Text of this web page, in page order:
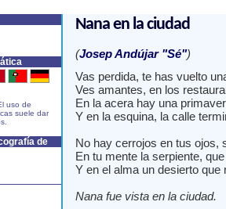
uso de
suele dar
de
Nana en la ciudad
(Josep Andújar "Sé")
Vas perdida, te has vuelto
Ves amantes, en los
En la acera hay una
Y en la esquina, la calle
No hay cerrojos en tus ojos,
En tu mente la serpiente,
Y en el alma un desierto que
Nana fue vista en la ciudad.